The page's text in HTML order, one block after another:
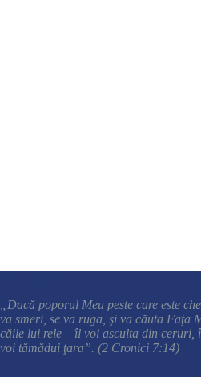
„Dacă poporul Meu peste care este
va smeri, se va ruga, şi va căuta Faţa
căile lui rele – îl voi asculta din ceruri,
voi tămădui ţara”. (2 Cronici 7:14)